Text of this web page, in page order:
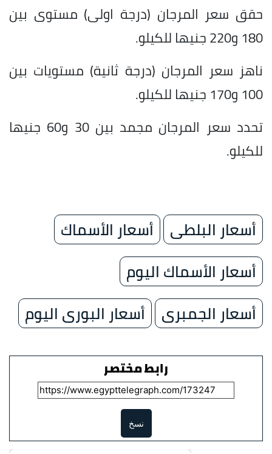
حقق سعر المرجان (درجة اولى) مستوى بين
180 و220 جنيها للكيلو.
ناهز سعر المرجان (درجة ثانية) مستويات بين
100 و170 جنيها للكيلو.
تحدد سعر المرجان مجمد بين 30 و60 جنيها
للكيلو.
أسعار البلطى
أسعار الأسماك
أسعار الأسماك اليوم
أسعار الجمبرى
أسعار البورى اليوم
رابط مختصر
نسخ